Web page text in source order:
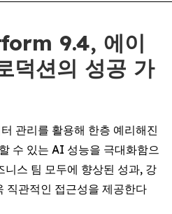
9.4, 에이
덕션의 성공 가
관리를 활용해 한층 예리해진
수 있는 AI 성능을 극대화함으
스 팀 모두에 향상된 성과, 강
직관적인 접근성을 제공한다